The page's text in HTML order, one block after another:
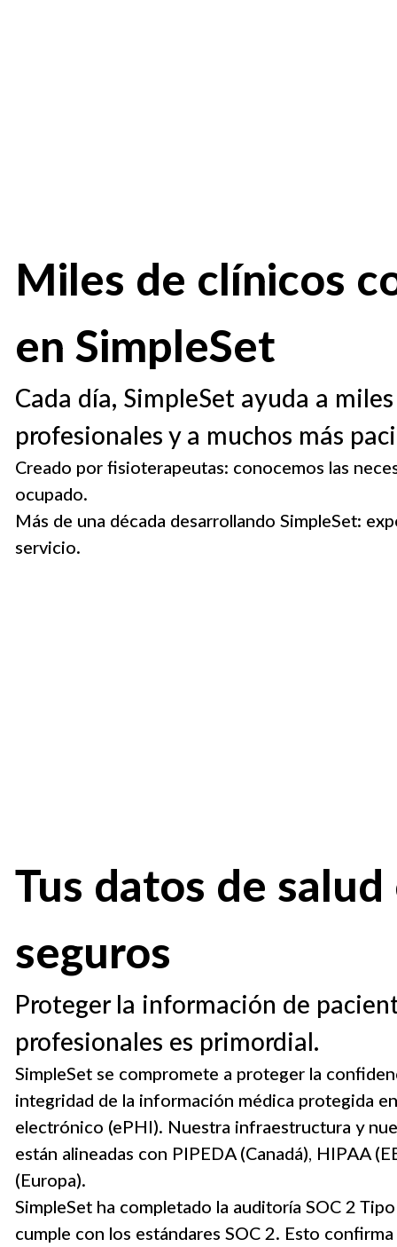
Miles de clínicos
en SimpleSet
Cada día, SimpleSet ayuda a
profesionales y a muchos más
Creado por fisioterapeutas: conocemos las
ocupado.
Más de una década desarrollando SimpleSet:
servicio.
Tus datos de
seguros
Proteger la información de
profesionales es primordial.
SimpleSet se compromete a proteger la
integridad de la información médica protegida
electrónico (ePHI). Nuestra infraestructura y
están alineadas con PIPEDA (Canadá), HIPAA
(Europa).
SimpleSet ha completado la auditoría SOC 2
cumple con los estándares SOC 2. Esto